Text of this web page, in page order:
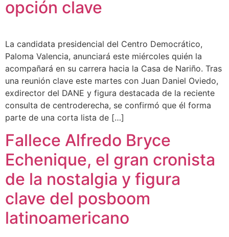
opción clave
La candidata presidencial del Centro Democrático,
Paloma Valencia, anunciará este miércoles quién la
acompañará en su carrera hacia la Casa de Nariño. Tras
una reunión clave este martes con Juan Daniel Oviedo,
exdirector del DANE y figura destacada de la reciente
consulta de centroderecha, se confirmó que él forma
parte de una corta lista de […]
Fallece Alfredo Bryce
Echenique, el gran cronista
de la nostalgia y figura
clave del posboom
latinoamericano